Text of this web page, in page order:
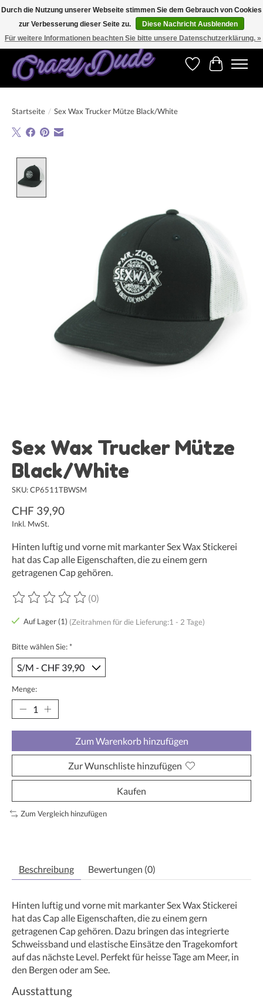
Versandkostenfrei bestellen ab CHF 200.00 in der Schweiz und ab EUR 250.00 in den
meisten Ländern weltweit.
Wunschzettel
Ihr
Startseite / Sex Wax Trucker Mütze Black/White
Sex Wax Trucker Mütze
Black/White
SKU: CP6511TBWSM
CHF 39,90
Inkl. MwSt.
Hinten luftig und vorne mit markanter Sex Wax Stickerei
hat das Cap alle Eigenschaften, die zu einem gern
getragenen Cap gehören.
Die Bewertung dieses Produkts ist
(0)
Auf Lager (1) (Zeitrahmen für die Lieferung:1 - 2 Tage)
Bitte wählen Sie:*
Menge:
Zum Warenkorb hinzufügen
Zur Wunschliste hinzufügen
Kaufen
Zum Vergleich hinzufügen
Beschreibung Bewertungen (0)
Hinten luftig und vorne mit markanter Sex Wax Stickerei
hat das Cap alle Eigenschaften, die zu einem gern
getragenen Cap gehören. Dazu bringen das integrierte
Schweissband und elastische Einsätze den Tragekomfort
auf das nächste Level. Perfekt für heisse Tage am Meer, in
den Bergen oder am See.
Ausstattung
Durch die Nutzung unserer Webseite stimmen Sie dem Gebrauch von Cookies
zur Verbesserung dieser Seite zu.
Diese Nachricht Ausblenden
Für weitere Informationen beachten Sie bitte unsere Datenschutzerklärung. »